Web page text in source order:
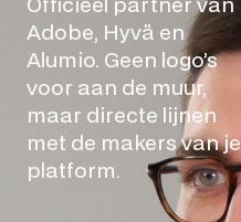
Officieel partner van
Adobe, Hyvä en
Alumio. Geen logo’s
voor aan de muur,
maar directe lijnen
met de makers van je
platform.